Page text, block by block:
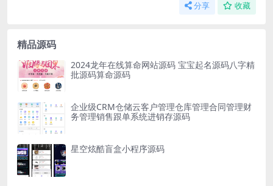
分享 收藏
精品源码
2024龙年在线算命网站源码 宝宝起名源码八字精
批源码算命源码
企业级CRM仓储云客户管理仓库管理合同管理财
务管理销售跟单系统进销存源码
星空炫酷盲盒小程序源码